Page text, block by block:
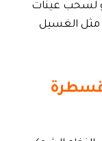
لسحب عينات
مثل الغسيل